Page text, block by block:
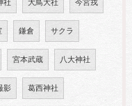
社 大鳥大社 今宮戎
鎌倉 サクラ
宮本武蔵 八大神社
影 葛西神社